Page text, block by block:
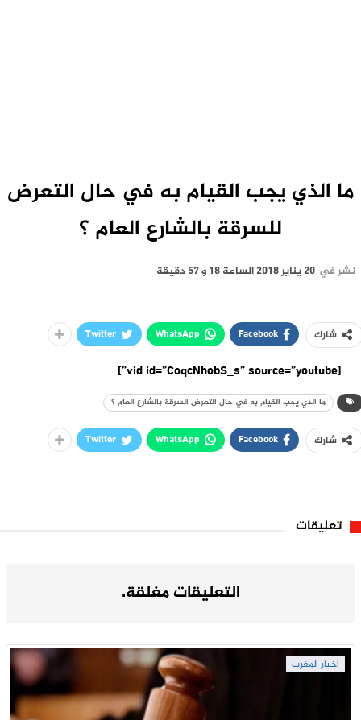
ما الذي يجب القيام به في حال التعرض
للسرقة بالشارع العام ؟
نشر في 20 يناير 2018 الساعة 18 و 57 دقيقة
شارك Facebook
WhatsApp
Twitter
[vid id=”CoqcNhobS_s” source=”youtube”]
ما الذي يجب القيام به في حال التعرض السرقة بالشارع العام ؟
شارك Facebook
WhatsApp
Twitter
تعليقات
التعليقات مغلقة.
أخبار المغرب